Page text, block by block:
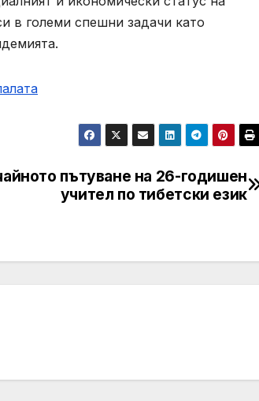
в големи спешни задачи като
пътуване на 26-годишен
учител по тибетски език